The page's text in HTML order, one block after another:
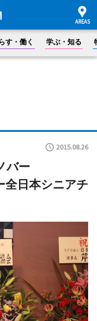
す・働く 学ぶ・知る
2015.08.26
バー
日本シニアチ